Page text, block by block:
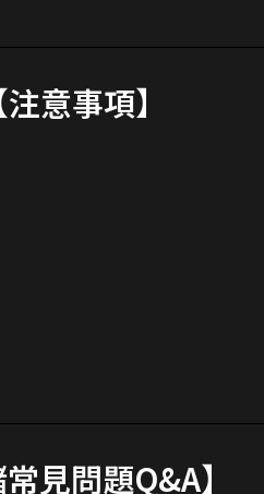
注意事項】
常見問題Q&A】